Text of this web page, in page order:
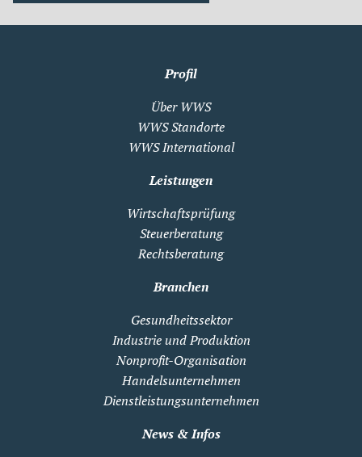
Profil
Über WWS
WWS Standorte
WWS International
Leistungen
Wirtschaftsprüfung
Steuerberatung
Rechtsberatung
Branchen
Gesundheitssektor
Industrie und Produktion
Nonprofit-Organisation
Handelsunternehmen
Dienstleistungsunternehmen
News & Infos